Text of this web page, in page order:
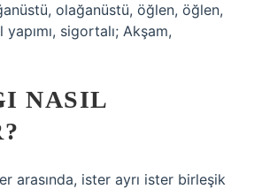
olağanüstü, öğlen, öğlen,
yapımı, sigortalı; Akşam,
NASIL
arasında, ister ayrı ister birleşik